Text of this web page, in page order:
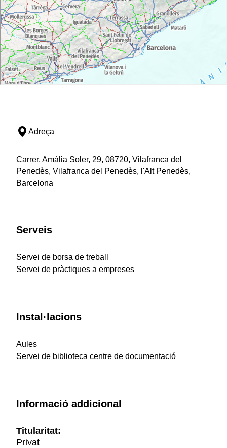
Adreça
Carrer, Amàlia Soler, 29, 08720, Vilafranca del
Penedès, Vilafranca del Penedès, l'Alt Penedès,
Barcelona
Serveis
Servei de borsa de treball
Servei de pràctiques a empreses
Instal·lacions
Aules
Servei de biblioteca centre de documentació
Informació addicional
Titularitat:
Privat